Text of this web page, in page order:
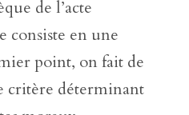
de l’acte
consiste en une
point, on fait de
critère déterminant